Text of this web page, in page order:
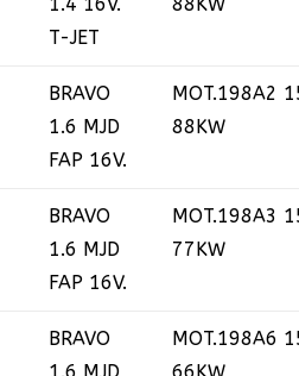
T-JET
BRAVO
1.6 MJD
FAP 16V.
MOT.198A2
88KW
BRAVO
1.6 MJD
FAP 16V.
MOT.198A3
77KW
BRAVO
1.6 MJD
MOT.198A6
66KW